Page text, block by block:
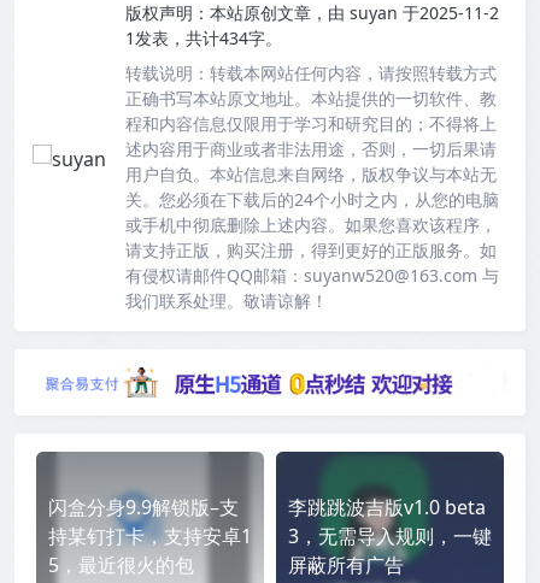
版权声明： 本站原创文章，由 suyan 于2025-11-2
1发表，共计434字。
转载说明： 转载本网站任何内容，请按照转载方式
正确书写本站原文地址。本站提供的一切软件、教
程和内容信息仅限用于学习和研究目的；不得将上
述内容用于商业或者非法用途，否则，一切后果请
用户自负。本站信息来自网络，版权争议与本站无
关。您必须在下载后的24个小时之内，从您的电脑
或手机中彻底删除上述内容。如果您喜欢该程序，
请支持正版，购买注册，得到更好的正版服务。如
有侵权请邮件QQ邮箱：suyanw520@163.com 与
我们联系处理。敬请谅解！
闪盒分身9.9解锁版–支
持某钉打卡，支持安卓1
5，最近很火的包
李跳跳波吉版v1.0 beta
3，无需导入规则，一键
屏蔽所有广告